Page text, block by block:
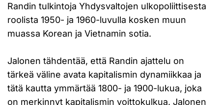
Randin tulkintoja Yhdysvaltojen ulkopoliittisesta
roolista 1950- ja 1960-luvulla kosken muun
muassa Korean ja Vietnamin sotia.
Jalonen tähdentää, että Randin ajattelu on
tärkeä väline avata kapitalismin dynamiikkaa ja
tätä kautta ymmärtää 1800- ja 1900-lukua, joka
on merkinnyt kapitalismin voittokulkua. Jalonen